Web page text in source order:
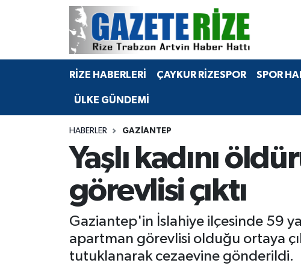
RİZE HABERLERİ ÇAYKUR RİZESPOR SPOR
ÜLKE GÜNDEMİ
HABERLER GAZIANTEP
Yaşlı kadını
görevlisi çıktı
Gaziantep'in İslahiye ilçesinde 59
apartman görevlisi olduğu ortaya
tutuklanarak cezaevine gönderildi.
BÖLGEMİZ
Bilim Teknoloji
Advertising news
Canlı Maç
Merkez Nöbetçi Eczaneler
Merkez Hava Durumu
Merkez Trafik Yoğunluk Haritası
Tüm Manşetler
Son Dakika Haberleri
Haber Arşivi